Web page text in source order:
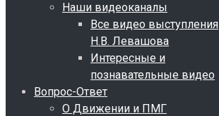
Наши видеоканалы
Все видео выступления
Н.В. Левашова
Интересные и
познавательные видео
Вопрос-Ответ
О Движении и ПМГ